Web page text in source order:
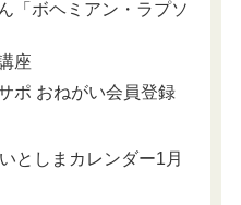
「ボヘミアン・ラプソ
座
ポ おねがい会員登録
としまカレンダー1月